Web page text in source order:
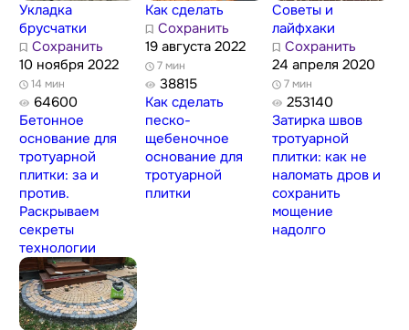
Укладка
брусчатки
Сохранить
10 ноября 2022
14 мин
64600
Бетонное
основание для
тротуарной
плитки: за и
против.
Раскрываем
секреты
технологии
Как сделать
Сохранить
19 августа 2022
7 мин
38815
Как сделать
песко-
щебеночное
основание для
тротуарной
плитки
Советы и
лайфхаки
Сохранить
24 апреля 2020
7 мин
253140
Затирка швов
тротуарной
плитки: как не
наломать дров и
сохранить
мощение
надолго